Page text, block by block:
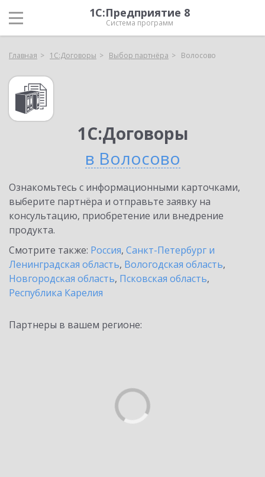
1С:Предприятие 8
Система программ
Главная 1С:Договоры Выбор партнёра Волосово
1С:Договоры
в Волосово
Ознакомьтесь с информационными карточками,
выберите партнёра и отправьте заявку на
консультацию, приобретение или внедрение
продукта.
Смотрите также: Россия, Санкт-Петербург и
Ленинградская область, Вологодская область,
Новгородская область, Псковская область,
Республика Карелия
Партнеры в вашем регионе: